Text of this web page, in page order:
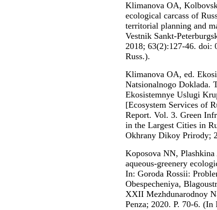
Klimanova OA,
ecological carcass of
territorial planning and
Vestnik Sankt-
2018; 63(2):127-46. doi:
Russ.).
Klimanova OA, ed.
Natsionalnogo Doklada.
Ekosistemnye Uslugi
[Ecosystem Services of
Report. Vol. 3. Green
in the Largest Cities in
Okhrany Dikoy Prirody;
Koposova NN,
aqueous-greenery
In: Goroda Rossii:
Obespecheniya,
XXII Mezhdunarodnoy
Penza; 2020. P. 70-6. (In